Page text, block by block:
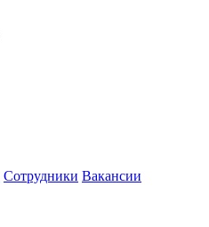
Сотрудники Вакансии